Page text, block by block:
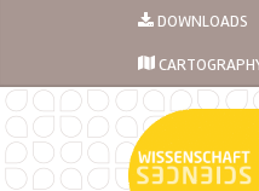
DOWNLOADS